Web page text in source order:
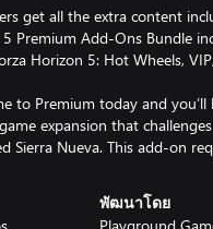
get all the extra content
Premium Add-Ons Bundle
Horizon 5: Hot Wheels,
to Premium today and
expansion that
Sierra Nueva. This add-on
พัฒนาโดย